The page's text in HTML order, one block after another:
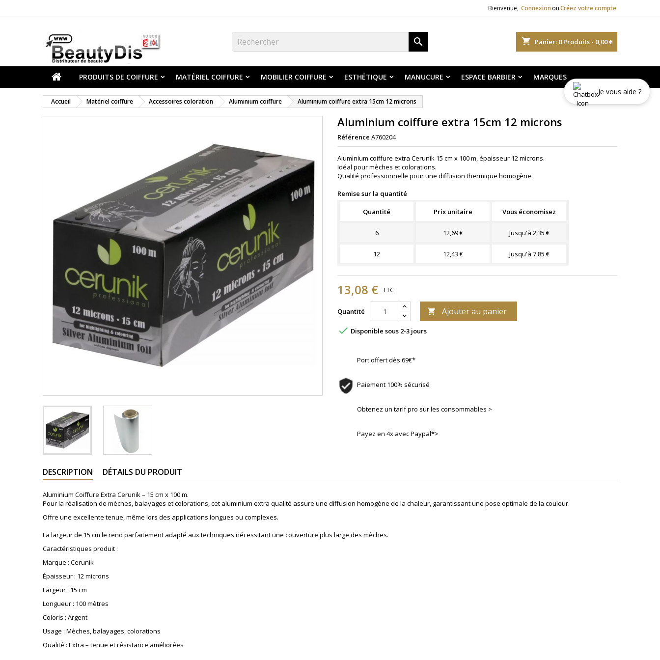
Bienvenue, Connexion ouCréez votre compte
shopping_cart Panier: 0Produits - 0,00 €

PRODUITS DE COIFFURE MATÉRIEL COIFFURE MOBILIER COIFFURE ESTHÉTIQUE MANUCURE ESPACE BARBIER MARQUES
Accueil Matériel coiffure Accessoires coloration Aluminium coiffure Aluminium coiffure extra 15cm 12 microns
Aluminium coiffure extra 15cm 12 microns
Référence A760204
Aluminium coiffure extra Cerunik 15 cm x 100 m, épaisseur 12 microns.
Idéal pour mèches et colorations.
Qualité professionnelle pour une diffusion thermique homogène.
Remise sur la quantité
Quantité Prix unitaire Vous économisez
6 12,69 € Jusqu'à 2,35 €
12 12,43 € Jusqu'à 7,85 €
13,08 € TTC
Quantité  Ajouter au panier
 Disponible sous 2-3 jours
Port offert dès 69€*
Paiement 100% sécurisé
Obtenez un tarif pro sur les consommables >
Payez en 4x avec Paypal*>
DESCRIPTION DÉTAILS DU PRODUIT
Aluminium Coiffure Extra Cerunik – 15 cm x 100 m.
Pour la réalisation de mèches, balayages et colorations, cet aluminium extra qualité assure une diffusion homogène de la chaleur, garantissant une pose optimale de la couleur.
Offre une excellente tenue, même lors des applications longues ou complexes.
La largeur de 15 cm le rend parfaitement adapté aux techniques nécessitant une couverture plus large des mèches.
Caractéristiques produit :
Marque : Cerunik
Épaisseur : 12 microns
Largeur : 15 cm
Longueur : 100 mètres
Coloris : Argent
Usage : Mèches, balayages, colorations
Qualité : Extra – tenue et résistance améliorées
Je vous aide ?